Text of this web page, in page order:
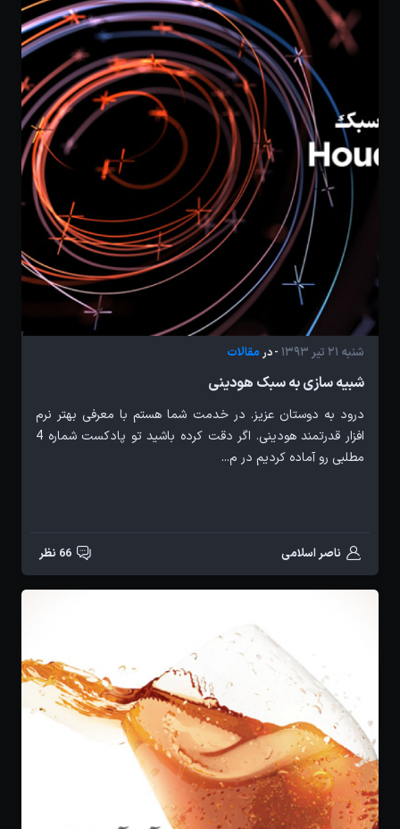
شنبه 21 تیر 1393 - در مقالات
شبیه سازی به سبک هودینی
درود به دوستان عزیز. در خدمت شما هستم با معرفی بهتر نرم
افزار قدرتمند هودینی. اگر دقت کرده باشید تو پادکست شماره 4
مطلبی رو آماده کردیم در م...
ناصر اسلامی 66 نظر